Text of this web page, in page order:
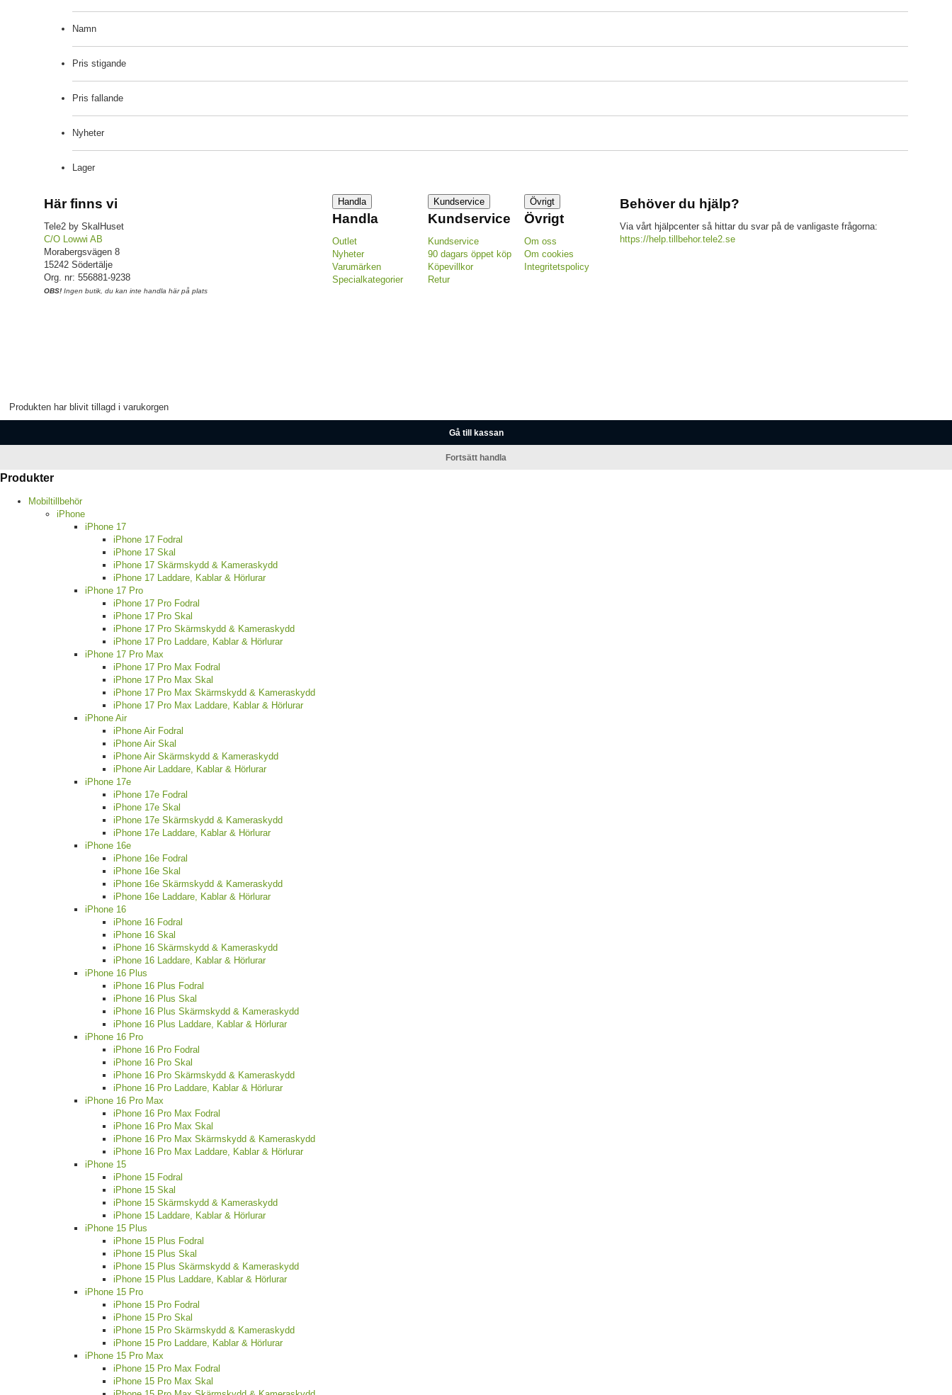
Namn
Pris stigande
Pris fallande
Nyheter
Lager
Här finns vi
Tele2 by SkalHuset
C/O Lowwi AB
Morabergsvägen 8
15242 Södertälje
Org. nr: 556881-9238
OBS! Ingen butik, du kan inte handla här på plats
Handla
Handla
Outlet
Nyheter
Varumärken
Specialkategorier
Kundservice
Kundservice
Kundservice
90 dagars öppet köp
Köpevillkor
Retur
Övrigt
Övrigt
Om oss
Om cookies
Integritetspolicy
Behöver du hjälp?
Via vårt hjälpcenter så hittar du svar på de vanligaste frågorna:
https://help.tillbehor.tele2.se
Produkten har blivit tillagd i varukorgen
Gå till kassan
Fortsätt handla
Produkter
Mobiltillbehör
iPhone
iPhone 17
iPhone 17 Fodral
iPhone 17 Skal
iPhone 17 Skärmskydd & Kameraskydd
iPhone 17 Laddare, Kablar & Hörlurar
iPhone 17 Pro
iPhone 17 Pro Fodral
iPhone 17 Pro Skal
iPhone 17 Pro Skärmskydd & Kameraskydd
iPhone 17 Pro Laddare, Kablar & Hörlurar
iPhone 17 Pro Max
iPhone 17 Pro Max Fodral
iPhone 17 Pro Max Skal
iPhone 17 Pro Max Skärmskydd & Kameraskydd
iPhone 17 Pro Max Laddare, Kablar & Hörlurar
iPhone Air
iPhone Air Fodral
iPhone Air Skal
iPhone Air Skärmskydd & Kameraskydd
iPhone Air Laddare, Kablar & Hörlurar
iPhone 17e
iPhone 17e Fodral
iPhone 17e Skal
iPhone 17e Skärmskydd & Kameraskydd
iPhone 17e Laddare, Kablar & Hörlurar
iPhone 16e
iPhone 16e Fodral
iPhone 16e Skal
iPhone 16e Skärmskydd & Kameraskydd
iPhone 16e Laddare, Kablar & Hörlurar
iPhone 16
iPhone 16 Fodral
iPhone 16 Skal
iPhone 16 Skärmskydd & Kameraskydd
iPhone 16 Laddare, Kablar & Hörlurar
iPhone 16 Plus
iPhone 16 Plus Fodral
iPhone 16 Plus Skal
iPhone 16 Plus Skärmskydd & Kameraskydd
iPhone 16 Plus Laddare, Kablar & Hörlurar
iPhone 16 Pro
iPhone 16 Pro Fodral
iPhone 16 Pro Skal
iPhone 16 Pro Skärmskydd & Kameraskydd
iPhone 16 Pro Laddare, Kablar & Hörlurar
iPhone 16 Pro Max
iPhone 16 Pro Max Fodral
iPhone 16 Pro Max Skal
iPhone 16 Pro Max Skärmskydd & Kameraskydd
iPhone 16 Pro Max Laddare, Kablar & Hörlurar
iPhone 15
iPhone 15 Fodral
iPhone 15 Skal
iPhone 15 Skärmskydd & Kameraskydd
iPhone 15 Laddare, Kablar & Hörlurar
iPhone 15 Plus
iPhone 15 Plus Fodral
iPhone 15 Plus Skal
iPhone 15 Plus Skärmskydd & Kameraskydd
iPhone 15 Plus Laddare, Kablar & Hörlurar
iPhone 15 Pro
iPhone 15 Pro Fodral
iPhone 15 Pro Skal
iPhone 15 Pro Skärmskydd & Kameraskydd
iPhone 15 Pro Laddare, Kablar & Hörlurar
iPhone 15 Pro Max
iPhone 15 Pro Max Fodral
iPhone 15 Pro Max Skal